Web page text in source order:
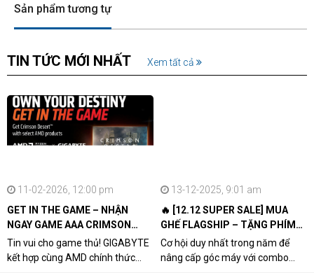
Sản phẩm tương tự
TIN TỨC MỚI NHẤT Xem tất cả
11-02-2026, 12:00 pm
GET IN THE GAME – NHẬN
NGAY GAME AAA CRIMSON
DESERT CÙNG GIGABYTE &
AMD
Tin vui cho game thủ! GIGABYTE
kết hợp cùng AMD chính thức
13-12-2025, 9:01 am
🔥 [12.12 SUPER SALE] MUA
GHẾ FLAGSHIP – TẶNG PHÍM
CƠ XỊN
Cơ hội duy nhất trong năm để
nâng cấp góc máy với combo